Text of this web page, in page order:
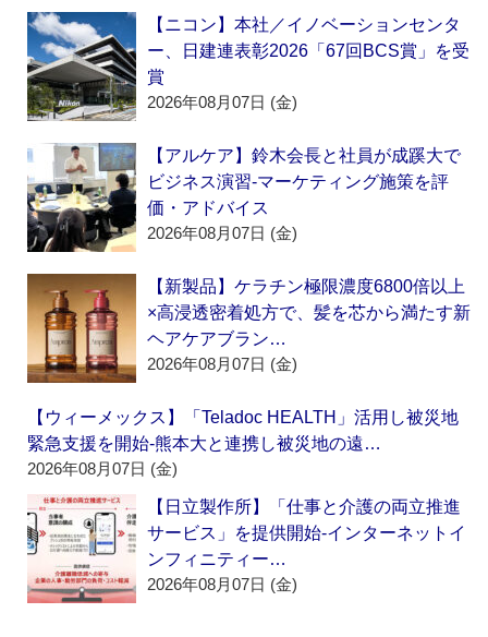
【ニコン】本社／イノベーションセンタ
ー、日建連表彰2026「67回BCS賞」を受
賞
2026年08月07日 (金)
【アルケア】鈴木会長と社員が成蹊大で
ビジネス演習‐マーケティング施策を評
価・アドバイス
2026年08月07日 (金)
【新製品】ケラチン極限濃度6800倍以上
×高浸透密着処方で、髪を芯から満たす新
ヘアケアブラン…
2026年08月07日 (金)
【ウィーメックス】「Teladoc HEALTH」活用し被災地
緊急支援を開始‐熊本大と連携し被災地の遠…
2026年08月07日 (金)
【日立製作所】「仕事と介護の両立推進
サービス」を提供開始‐インターネットイ
ンフィニティー…
2026年08月07日 (金)